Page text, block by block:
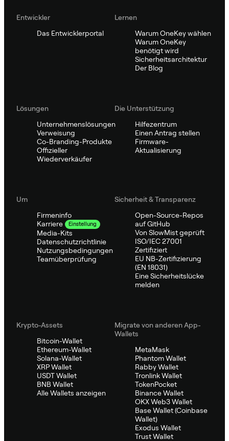
Entwickler
Das Entwicklerportal
Lernen
Warum OneKey wählen
Warum OneKey
benötigt wird
Sicherheitsarchitektur
Der Blog
Lösungen
Unternehmenslösungen
Verweisung
Co-Branding-Produkte
Offizieller
Wiederverkäufer
Die Unterstützung
Hilfezentrum
Einen Antrag stellen
Firmware-
Aktualisierung
Um
Firmeninfo
Karriere
Einstellung
Media-Kits
Datenschutzrichtlinie
Nutzungsbedingungen
Teamüberprüfung
Sicherheit & Transparenz
Open-Source-Repos
auf GitHub
Von SlowMist geprüft
ISO/IEC 27001
Zertifiziert
EU NB-Zertifizierung
(EN 18031)
Eine Sicherheitslücke
melden
Krypto-Assets
Bitcoin-Wallet
Ethereum-Wallet
Solana-Wallet
XRP Wallet
USDT Wallet
BNB Wallet
Alle Wallets anzeigen
Migrate von anderen App-
Wallets
MetaMask
Phantom Wallet
Rabby Wallet
Tronlink Wallet
TokenPocket
Binance Wallet
OKX Web3 Wallet
Base Wallet (Coinbase
Wallet)
Exodus Wallet
Trust Wallet